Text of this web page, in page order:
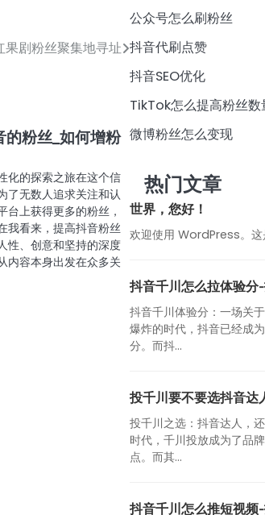
剧粉丝聚集地寻址
的粉丝_如何增粉
化的探索之旅在这个信
了无数人追求关注和认
台上获得更多的粉丝，
我看来，提高抖音粉丝
性、创意和坚持的深度
内容本身出发在众多关
公众号怎么刷粉丝
抖音代刷点赞
抖音SEO优化
TikTok怎么提高粉丝数
微博粉丝怎么变现
热门文章
世界，您好！
欢迎使用 WordPress。这
抖音千川怎么拉体验分
抖音千川体验分：一场关
爆炸的时代，抖音已经成
分。而抖...
投千川要不要选抖音达
投千川之选：抖音达人，
时代，千川投放成为了品
点。而其...
抖音千川怎么推短视频